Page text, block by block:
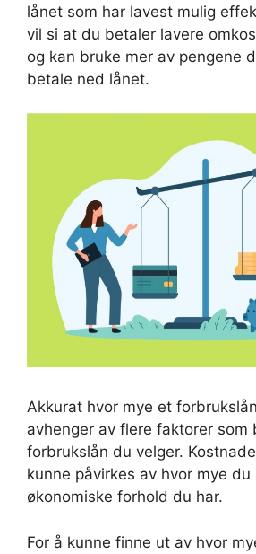
lånet som har lavest mulig
vil si at du betaler lavere
og kan bruke mer av pengene
betale ned lånet.
Akkurat hvor mye et
avhenger av flere faktorer som
forbrukslån du velger.
kunne påvirkes av hvor mye du
økonomiske forhold du har.
For å kunne finne ut av hvor